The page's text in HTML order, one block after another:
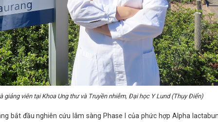
giảng viên tại Khoa Ung thư và Truyền nhiễm, Đại học Y Lund (Thụy Điển)
bắt đầu nghiên cứu lâm sàng Phase I của phức hợp Alpha